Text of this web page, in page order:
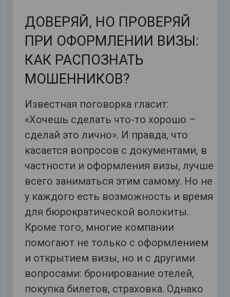
ДОВЕРЯЙ, НО ПРОВЕРЯЙ
ПРИ ОФОРМЛЕНИИ ВИЗЫ:
КАК РАСПОЗНАТЬ
МОШЕННИКОВ?
Известная поговорка гласит:
«Хочешь сделать что-то хорошо –
сделай это лично». И правда, что
касается вопросов с документами, в
частности и оформления визы, лучше
всего заниматься этим самому. Но не
у каждого есть возможность и время
для бюрократической волокиты.
Кроме того, многие компании
помогают не только с оформлением
и открытием визы, но и с другими
вопросами: бронирование отелей,
покупка билетов, страховка. Однако